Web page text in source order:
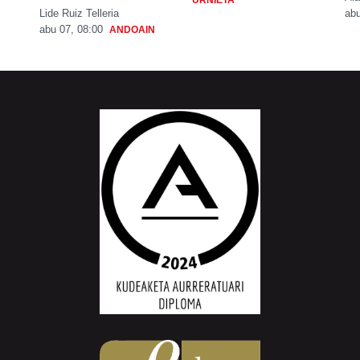
Lide Ruiz Telleria
abu 07, 08:00 ANDOAIN